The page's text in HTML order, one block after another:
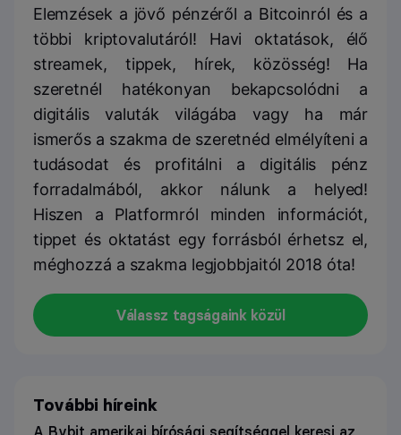
Elemzések a jövő pénzéről a Bitcoinról és a
többi kriptovalutáról! Havi oktatások, élő
streamek, tippek, hírek, közösség! Ha
szeretnél hatékonyan bekapcsolódni a
digitális valuták világába vagy ha már
ismerős a szakma de szeretnéd elmélyíteni a
tudásodat és profitálni a digitális pénz
forradalmából, akkor nálunk a helyed!
Hiszen a Platformról minden információt,
tippet és oktatást egy forrásból érhetsz el,
méghozzá a szakma legjobbjaitól 2018 óta!
Válassz tagságaink közül
További híreink